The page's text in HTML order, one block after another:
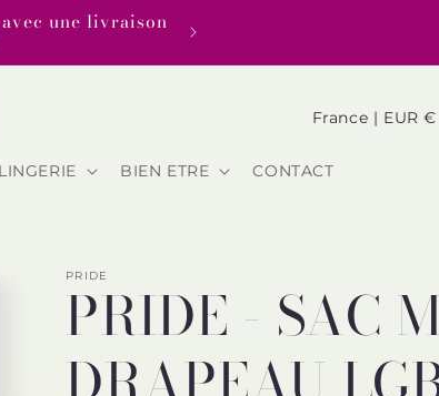
une livraison
LINGERIE BIEN ETRE CONTACT
P
a
y
r
é
g
France | EUR €
PRIDE
PRIDE - SAC